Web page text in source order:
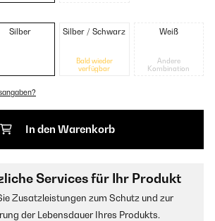
Silber Silber / Schwarz
Bald wieder
verfügbar
Weiß
Andere
Kombination
In den Warenkorb
Services für Ihr Produkt
Zusatzleistungen zum Schutz und zur
der Lebensdauer Ihres Produkts.